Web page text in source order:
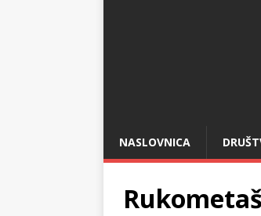
NASLOVNICA